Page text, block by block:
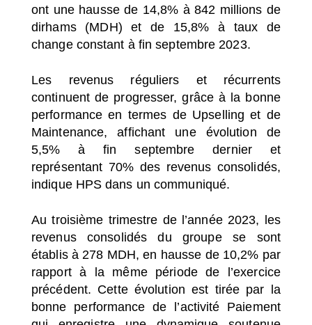
ont une hausse de 14,8% à 842 millions de
dirhams (MDH) et de 15,8% à taux de
change constant à fin septembre 2023.
Les revenus réguliers et récurrents
continuent de progresser, grâce à la bonne
performance en termes de Upselling et de
Maintenance, affichant une évolution de
5,5% à fin septembre dernier et
représentant 70% des revenus consolidés,
indique HPS dans un communiqué.
Au troisième trimestre de l’année 2023, les
revenus consolidés du groupe se sont
établis à 278 MDH, en hausse de 10,2% par
rapport à la même période de l’exercice
précédent. Cette évolution est tirée par la
bonne performance de l’activité Paiement